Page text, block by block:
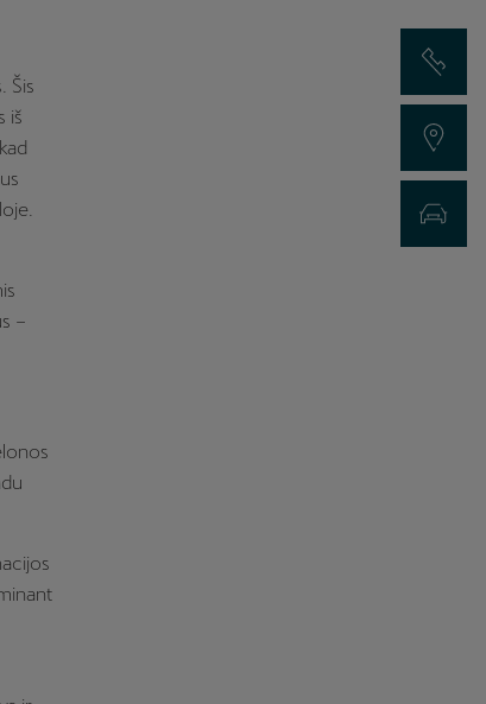
Šis
iš
–
Susisiekti su
Rasti atstovą
Registracija